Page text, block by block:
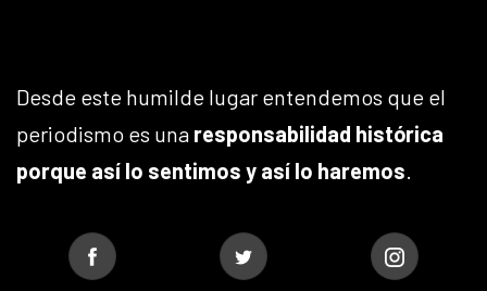
Desde este humilde lugar entendemos que el
periodismo es una responsabilidad histórica
porque así lo sentimos y así lo haremos.